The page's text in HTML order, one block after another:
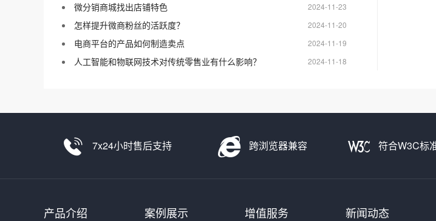
2024-11-23
微分销商城找出店铺特色
2024-11-20
怎样提升微商粉丝的活跃度？
2024-11-19
电商平台的产品如何制造卖点
2024-11-18
人工智能和物联网技术对传统零售业有什么影响？
7x24小时售后支持 跨浏览器兼容 符合W3C标
产品介绍 案例展示 增值服务 新闻动态